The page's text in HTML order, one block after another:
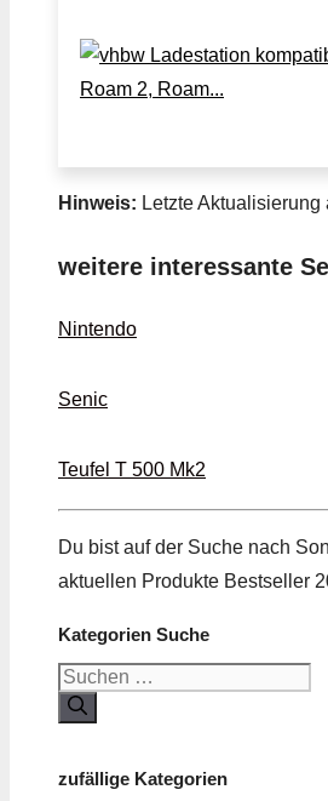
Hinweis: Letzte
weitere interessante
Nintendo
Senic
Teufel T 500 Mk2
Du bist auf der Suche nach
aktuellen Produkte Bestseller
Kategorien Suche
Suchen
nach:
zufällige Kategorien